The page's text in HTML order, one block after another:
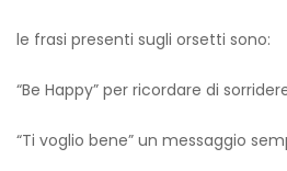
le frasi presenti sugli orsetti sono:
“Be Happy” per ricordare di
“Ti voglio bene” un messaggio